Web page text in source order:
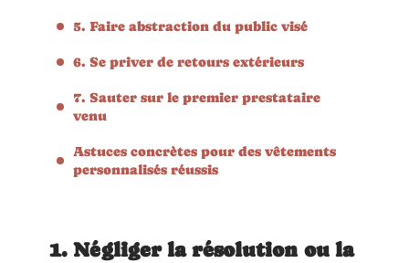
5. Faire abstraction du public visé
6. Se priver de retours extérieurs
7. Sauter sur le premier prestataire
venu
Astuces concrètes pour des vêtements
personnalisés réussis
1. Négliger la résolution ou la